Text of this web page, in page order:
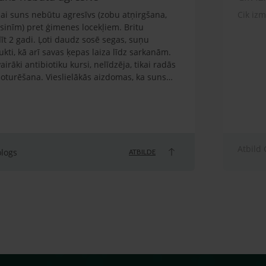
suns nebūtu agresīvs (zobu atņirgšana,
pret ģimenes locekļiem. Britu
2 gadi. Ļoti daudz sosē segas, suņu
kā arī savas ķepas laiza līdz sarkanām.
antibiotiku kursi, nelīdzēja, tikai radās
Vieslielākās aizdomas, ka suns
jo ģimenē ir istabas kaķis. Suns ir
citādi biedēts, traumēts. Prot
sakodis pusaudžus ģimenē, gan mani.
uzrūkt, atņirdzot zobus. Barotāja esmu es
ATBILDE